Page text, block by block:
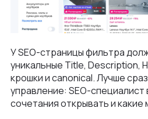
У SEO-страницы фильтра
уникальные Title, Description,
крошки и canonical. Лучше
управление: SEO-специалист
сочетания открывать и какие